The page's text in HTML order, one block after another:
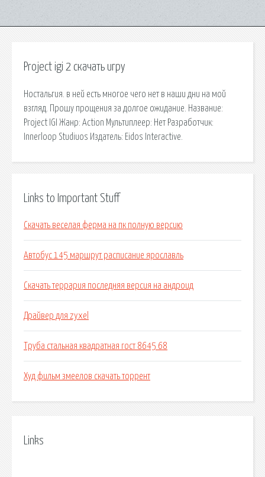
Project igi 2 скачать игру
Ностальгия. в ней есть многое чего нет в наши дни на мой
взгляд. Прошу прощения за долгое ожидание. Название:
Project IGI Жанр: Action Мультиплеер: Нет Разработчик:
Innerloop Studiuos Издатель: Eidos Interactive.
Links to Important Stuff
Скачать веселая ферма на пк полную версию
Автобус 145 маршрут расписание ярославль
Скачать террария последняя версия на андроид
Драйвер для zyxel
Труба стальная квадратная гост 8645 68
Худ фильм змеелов скачать торрент
Links